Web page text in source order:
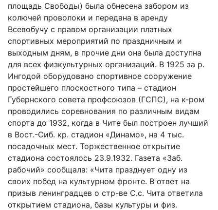
площадь Свободы) была обнесена забором из
колючей проволоки и передана в аренду
Всевобучу с правом организации платных
спортивных мероприятий по праздничным и
выходным дням, в прочие дни она была доступна
для всех физкультурных организаций. В 1925 за р.
Ингодой оборудовано спортивное сооружение
простейшего плоскостного типа – стадион
Губернского совета профcоюзов (ГСПС), на к-ром
проводились соревнования по различным видам
спорта до 1932, когда в Чите был построен лучший
в Вост.-Сиб. кр. стадион «Динамо», на 4 тыс.
посадочных мест. Торжественное открытие
стадиона состоялось 23.9.1932. Газета «Заб.
рабочий» сообщала: «Чита празднует одну из
своих побед на культурном фронте. В ответ на
призыв ленинградцев о стр-ве С.с. Чита ответила
открытием стадиона, базы культуры и физ.